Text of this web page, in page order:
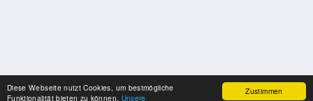
Zustimmen
Diese Webseite nutzt Cookies, um bestmögliche
Funktionalität bieten zu können. Unsere